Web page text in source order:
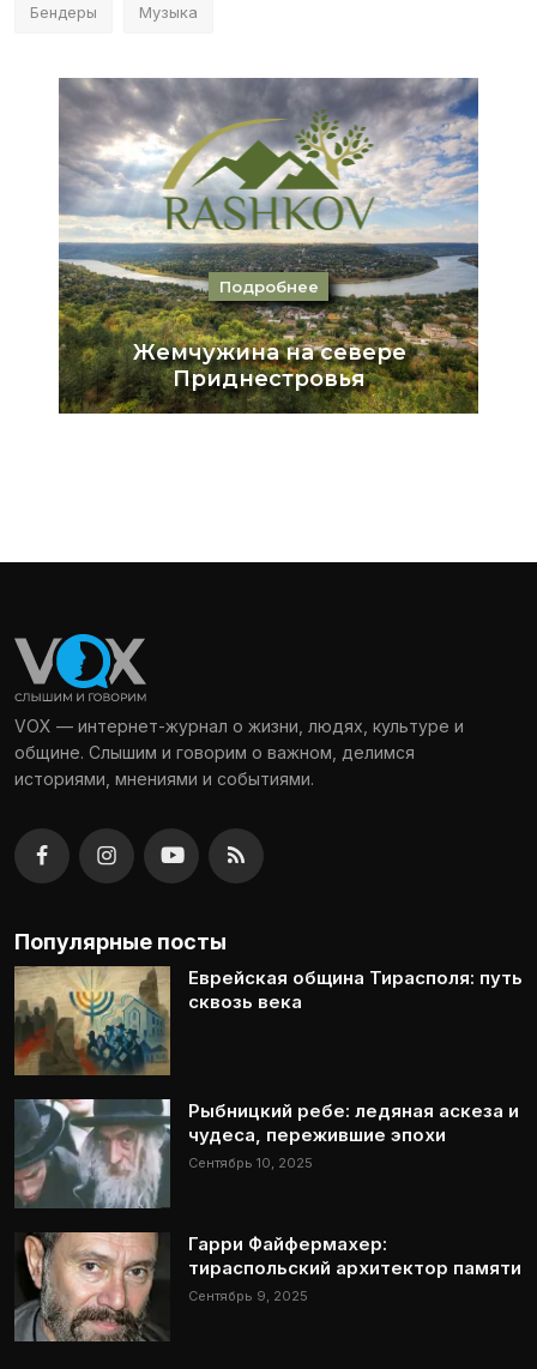
Бендеры Музыка
VOX — интернет-журнал о жизни, людях, культуре и
общине. Слышим и говорим о важном, делимся
историями, мнениями и событиями.
Популярные посты
Еврейская община Тирасполя: путь
сквозь века
Рыбницкий ребе: ледяная аскеза и
чудеса, пережившие эпохи
Сентябрь 10, 2025
Гарри Файфермахер:
тираспольский архитектор памяти
Сентябрь 9, 2025